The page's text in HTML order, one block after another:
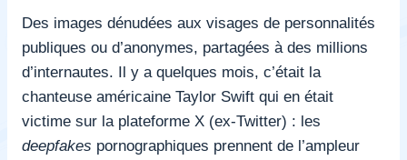
Des images dénudées aux visages de personnalités
publiques ou d’anonymes, partagées à des millions
d’internautes. Il y a quelques mois, c’était la
chanteuse américaine Taylor Swift qui en était
victime sur la plateforme X (ex-Twitter) : les
deepfakes pornographiques prennent de l’ampleur